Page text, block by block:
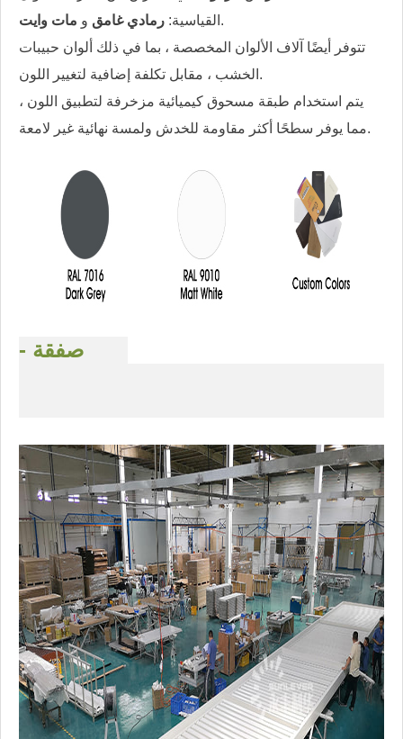
القياسية: رمادي غامق و مات وايت
.
تتوفر أيضًا آلاف الألوان المخصصة ، بما في ذلك ألوان حبيبات
الخشب ، مقابل تكلفة إضافية لتغيير اللون.
يتم استخدام طبقة مسحوق كيميائية مزخرفة لتطبيق اللون ،
مما يوفر سطحًا أكثر مقاومة للخدش ولمسة نهائية غير لامعة.